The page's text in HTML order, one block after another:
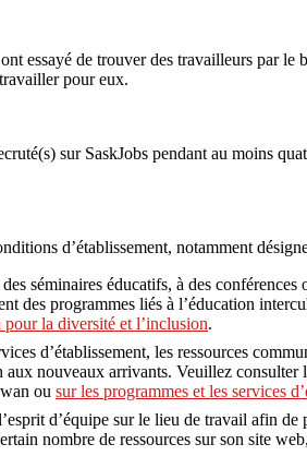
essayé de trouver des travailleurs par
pour eux.
sur SaskJobs pendant au moins
d’établissement, notamment
séminaires éducatifs, à des
des programmes liés à l’éducation
pour la diversité et l’inclusion.
d’établissement, les ressources
nouveaux arrivants. Veuillez consulter
ou sur les programmes et les services
d’équipe sur le lieu de travail afin
nombre de ressources sur son site